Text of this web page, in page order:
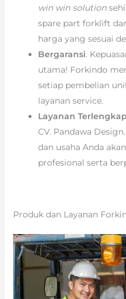
win win solution
spare part forklift
harga yang sesuai
Bergaransi.
utama! Forkindo
setiap pembelian
layanan service.
Layanan Terlengkap
CV. Pandawa
dan usaha Anda
profesional serta
Produk dan Layanan